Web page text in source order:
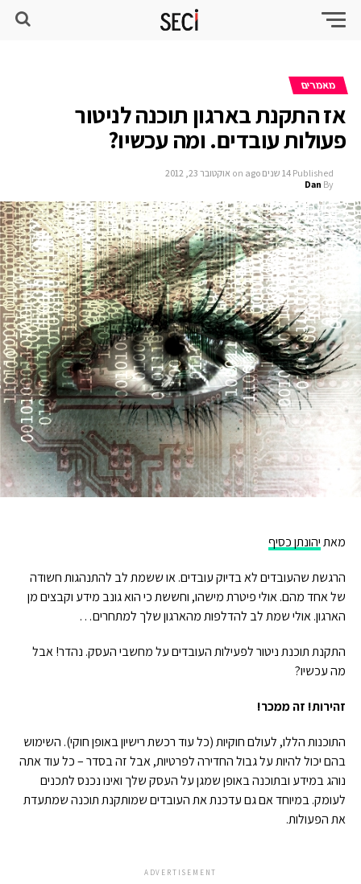
מאמרים
אז התקנת בארגון תוכנה לניטור
פעולות עובדים. ומה עכשיו?
Published 14 שנים ago on אוקטובר 23, 2012
By
Dan
מאתיהונתן כסיף
הרגשת שהעובדים לא בדיוק עובדים. או ששמת לב להתנהגות חשודה
של אחד מהם. אולי פיטרת מישהו, וחששת כי הוא גונב מידע וקבצים מן
הארגון. אולי שמת לב להדלפות מהארגון שלך למתחרים…
התקנת תוכנת ניטור לפעילות העובדים על מחשבי העסק. נהדר! אבל
מה עכשיו?
זהירות! זה ממכר!
התוכנות הללו, לעולם חוקיות (כל עוד רכשת רישיון באופן חוקי). השימוש
בהם יכול להיות על גבול החדירה לפרטיות, אבל זה בסדר – כל עוד אתה
נוהג במידע ובתוכנה באופן שמגן על העסק שלך ואינו נכנס לתכנים
לעומק. במיוחד אם גם עדכנת את העובדים שמותקנת תוכנה שמתעדת
את הפעולות.
ADVERTISEMENT